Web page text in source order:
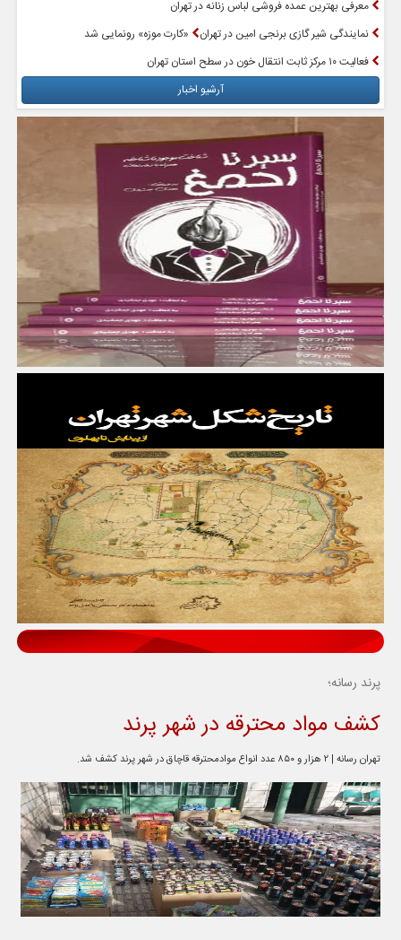
معرفی بهترین عمده فروشی لباس زنانه در تهران
نمایندگی شیر گازی برنجی امین در تهران
«کارت موزه» رونمایی شد
فعالیت ۱۰ مرکز ثابت انتقال خون در سطح استان تهران
آرشیو اخبار
پرند رسانه؛
کشف مواد محترقه در شهر پرند
تهران رسانه | ۲ هزار و ۸۵۰ عدد انواع موادمحترقه قاچاق در شهر پرند کشف شد.